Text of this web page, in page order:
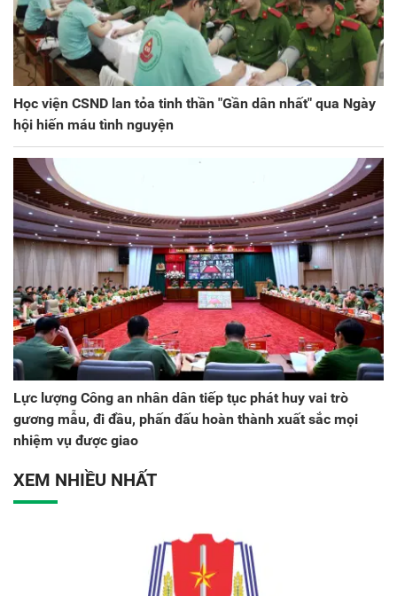
Học viện CSND lan tỏa tinh thần "Gần dân nhất" qua Ngày
hội hiến máu tình nguyện
Lực lượng Công an nhân dân tiếp tục phát huy vai trò
gương mẫu, đi đầu, phấn đấu hoàn thành xuất sắc mọi
nhiệm vụ được giao
XEM NHIỀU NHẤT